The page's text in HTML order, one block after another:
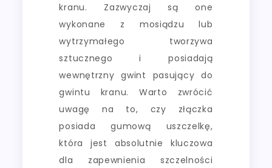
kranu. Zazwyczaj są one
wykonane z mosiądzu lub
wytrzymałego tworzywa
sztucznego i posiadają
wewnętrzny gwint pasujący do
gwintu kranu. Warto zwrócić
uwagę na to, czy złączka
posiada gumową uszczelkę,
która jest absolutnie kluczowa
dla zapewnienia szczelności